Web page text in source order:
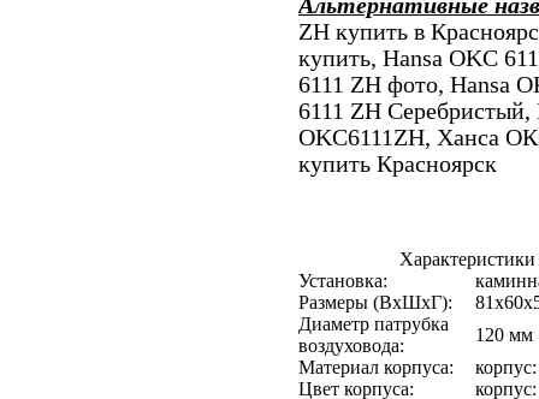
Альтернативные
ZH купить в
купить, Hansa OKC
6111 ZH фото, Hansa
6111 ZH Серебристый,
OKC6111ZH, Ханса
купить Красноярск
Установка:
Размеры (ВхШхГ):
Диаметр патрубка
воздуховода:
120 мм
Материал корпуса:
Цвет корпуса: